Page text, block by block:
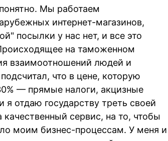
Мы работаем
интернет-магазинов,
посылки у нас нет, и все это
на таможенном
взаимоотношений людей и
что в цене, которую
— прямые налоги, акцизные
отдаю государству треть своей
сервис, на то, чтобы
моим бизнес-процессам. У меня и